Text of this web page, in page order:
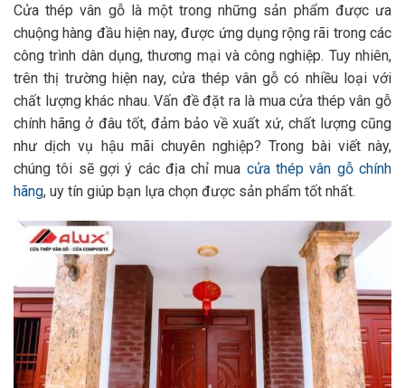
Cửa thép vân gỗ là một trong những sản phẩm được ưa
chuộng hàng đầu hiện nay, được ứng dụng rộng rãi trong các
công trình dân dụng, thương mại và công nghiệp. Tuy nhiên,
trên thị trường hiện nay, cửa thép vân gỗ có nhiều loại với
chất lượng khác nhau. Vấn đề đặt ra là mua cửa thép vân gỗ
chính hãng ở đâu tốt, đảm bảo về xuất xứ, chất lượng cũng
như dịch vụ hậu mãi chuyên nghiệp? Trong bài viết này,
chúng tôi sẽ gợi ý các địa chỉ mua cửa thép vân gỗ chính
hãng, uy tín giúp bạn lựa chọn được sản phẩm tốt nhất.